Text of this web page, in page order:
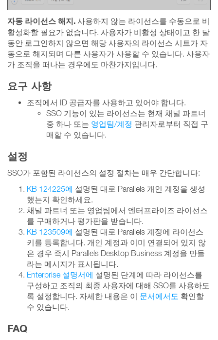
자동 라이선스 해지. 사용하지 않는 라이선스를 수동으로 비
활성화할 필요가 없습니다. 사용자가 비활성 상태이고 한 달
동안 로그인하지 않으면 해당 사용자의 라이선스 시트가 자
동으로 해지되며 다른 사용자가 사용할 수 있습니다. 사용자
가 조직을 떠나는 경우에도 마찬가지입니다.
요구 사항
조직에서 ID 공급자를 사용하고 있어야 합니다.
SSO 기능이 있는 라이선스는 현재 채널 파트너
중 하나 또는 영업팀/계정 관리자로부터 직접 구
매할 수 있습니다.
설정
SSO가 포함된 라이선스의 설정 절차는 매우 간단합니다:
KB 124225에 설명된 대로 Parallels 개인 계정을 생성
했는지 확인하세요.
채널 파트너 또는 영업팀에서 엔터프라이즈 라이선스
를 구매하거나 평가판을 받습니다.
KB 123509에 설명된 대로 Parallels 계정에 라이선스
키를 등록합니다. 개인 계정과 이미 연결되어 있지 않
은 경우 즉시 Parallels Desktop Business 계정을 만들
라는 메시지가 표시됩니다.
Enterprise 설명서에 설명된 단계에 따라 라이선스를
구성하고 조직의 최종 사용자에 대해 SSO를 사용하도
록 설정합니다. 자세한 내용은 이 문서에서도 확인할
수 있습니다.
FAQ